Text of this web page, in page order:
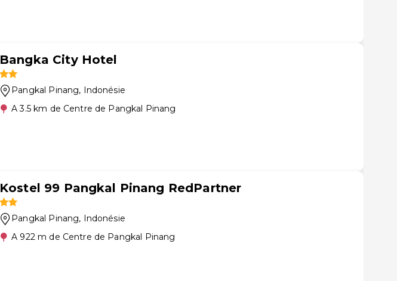
Bangka City Hotel
Pangkal Pinang, Indonésie
A 3.5 km de Centre de Pangkal Pinang
Kostel 99 Pangkal Pinang RedPartner
Pangkal Pinang, Indonésie
A 922 m de Centre de Pangkal Pinang